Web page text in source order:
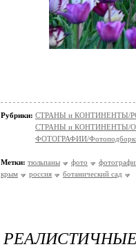
Рубрики: СТРАНЫ и КОНТИНЕНТЫ/
СТРАНЫ и КОНТИНЕНТЫ/
ФОТОГРАФИИ/
Метки: тюльпаны фото
крым
россия ботанический сад